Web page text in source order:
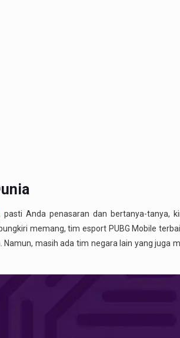
pasti Anda penasaran dan bertanya-tanya,
memang, tim esport PUBG Mobile
masih ada tim negara lain yang juga